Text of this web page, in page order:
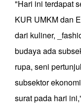
"Hari ini terdapat
KUR UMKM dan
dari kuliner,
budaya ada
rupa, seni
subsektor
surat pada hari